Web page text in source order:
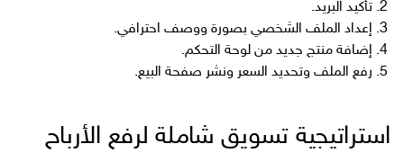
تأكيد البريد.
إعداد الملف الشخصي بصورة ووصف احترافي.
إضافة منتج جديد من لوحة التحكم.
رفع الملف وتحديد السعر ونشر صفحة البيع.
استراتيجية تسويق شاملة لرفع الأرباح